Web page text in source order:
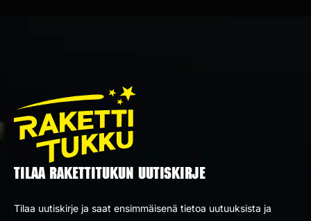
TILAA RAKETTITUKUN UUTISKIRJE
Tilaa uutiskirje ja saat ensimmäisenä tietoa uutuuksista ja